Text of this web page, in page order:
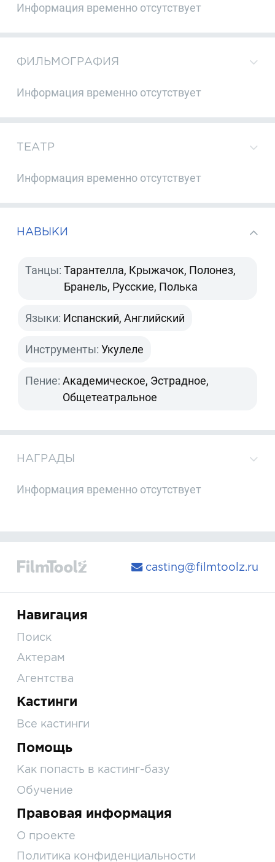
Информация временно отсутствует
ФИЛЬМОГРАФИЯ
Информация временно отсутствует
ТЕАТР
Информация временно отсутствует
НАВЫКИ
Танцы: Тарантелла, Крыжачок, Полонез,
Бранель, Русские, Полька
Языки: Испанский, Английский
Инструменты: Укулеле
Пение: Академическое, Эстрадное,
Общетеатральное
НАГРАДЫ
Информация временно отсутствует
casting@filmtoolz.ru
Навигация
Поиск
Актерам
Агентства
Кастинги
Все кастинги
Помощь
Как попасть в кастинг-базу
Обучение
Правовая информация
О проекте
Политика конфиденциальности